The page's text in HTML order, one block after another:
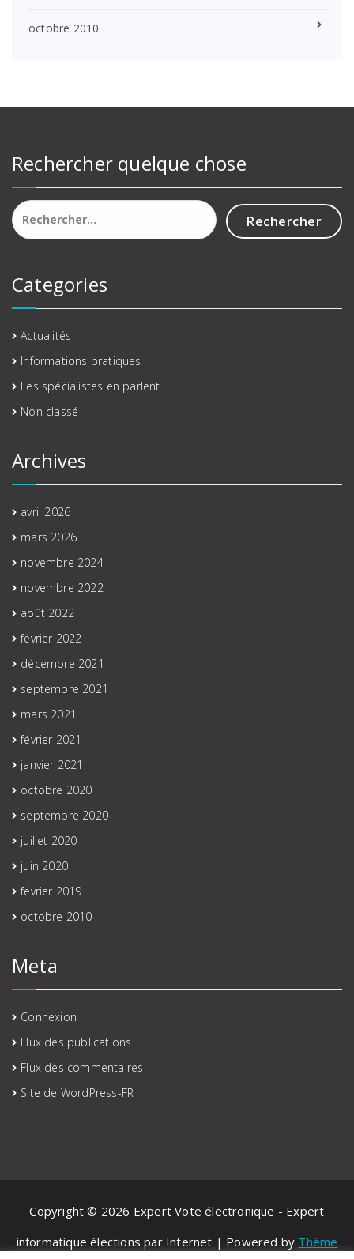
octobre 2010
Rechercher quelque chose
Rechercher :
Categories
Actualités
Informations pratiques
Les spécialistes en parlent
Non classé
Archives
avril 2026
mars 2026
novembre 2024
novembre 2022
août 2022
février 2022
décembre 2021
septembre 2021
mars 2021
février 2021
janvier 2021
octobre 2020
septembre 2020
juillet 2020
juin 2020
février 2019
octobre 2010
Meta
Connexion
Flux des publications
Flux des commentaires
Site de WordPress-FR
Copyright © 2026 Expert Vote électronique - Expert
informatique élections par Internet | Powered by Thème